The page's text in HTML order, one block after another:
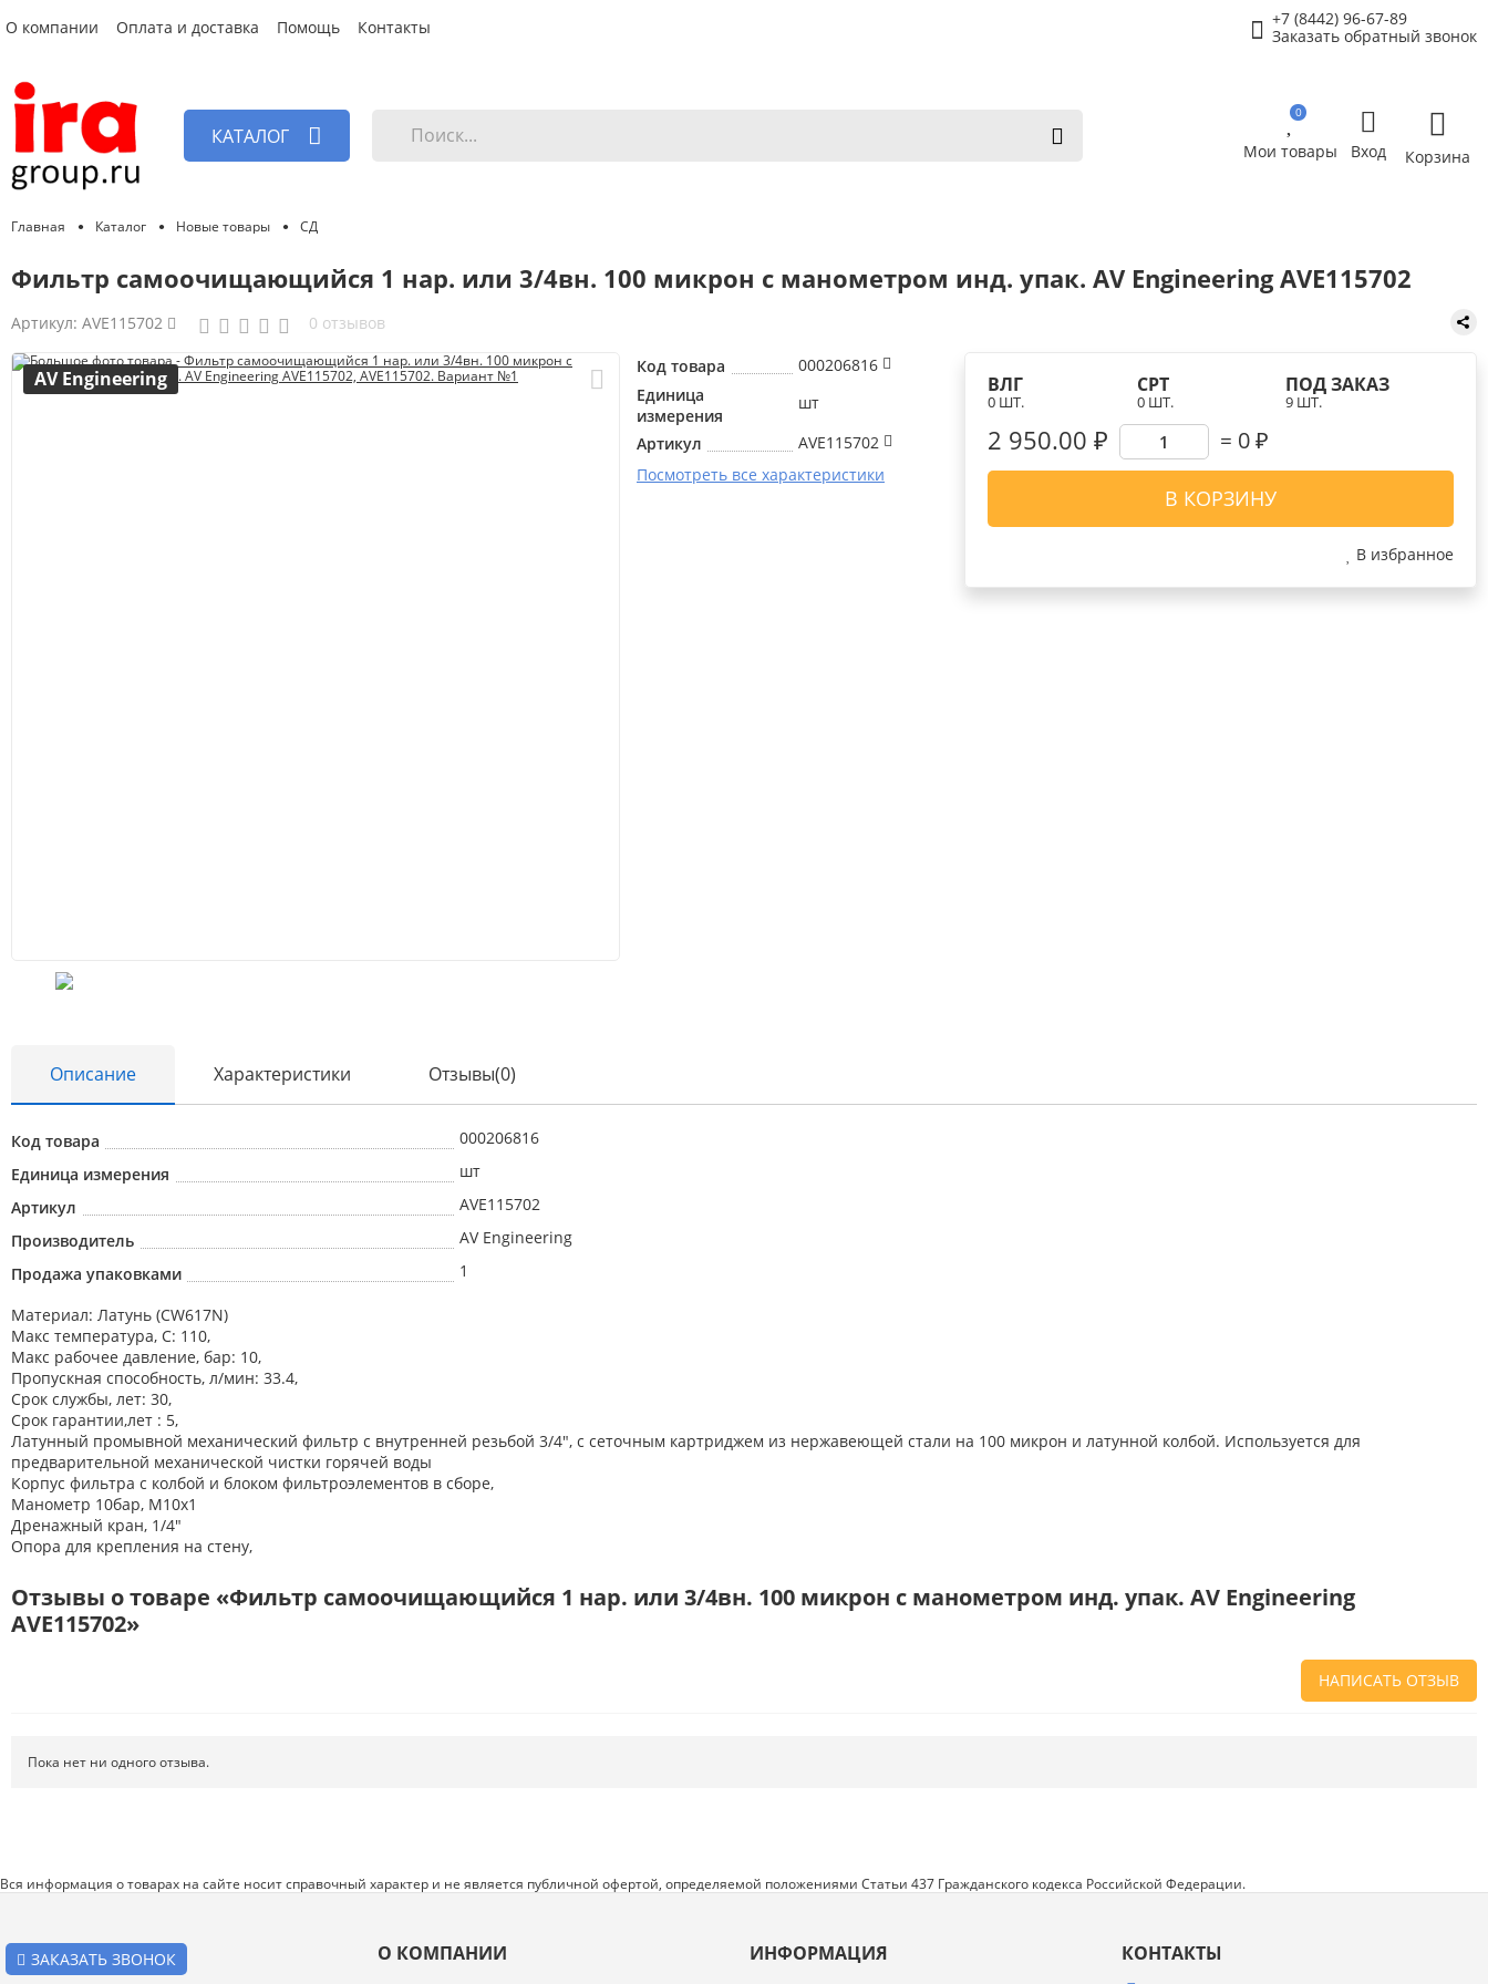
О компании Оплата и доставка Помощь Контакты
+7 (8442) 96-67-89
Заказать обратный звонок
КАТАЛОГ
Абразивные материалы
Автоаксессуары и принадлежности
Клининг
Оборудование
Пневмоинструмент
Новые товары
Расходные материалы
Режущий инструмент
Системы хранения
0
Мои товары Вход Корзина
Главная Каталог Новые товары СД
Фильтр самоочищающийся 1 нар. или 3/4вн. 100 микрон с манометром инд. упак. AV Engineering AVE115702
Артикул: AVE115702 0 отзывов
AV Engineering
Код товара
000206816
Единица
измерения
шт
Артикул
AVE115702
Посмотреть все характеристики
ВЛГ
0 ШТ.
СРТ
0 ШТ.
ПОД ЗАКАЗ
9 ШТ.
2 950.00 ₽ 0₽
В КОРЗИНУ
В избранное
Описание Характеристики Отзывы(0)
Код товара
000206816
Единица измерения
шт
Артикул
AVE115702
Производитель
AV Engineering
Продажа упаковками
1
Материал: Латунь (CW617N)
Макс температура, С: 110,
Макс рабочее давление, бар: 10,
Пропускная способность, л/мин: 33.4,
Срок службы, лет: 30,
Срок гарантии,лет : 5,
Латунный промывной механический фильтр с внутренней резьбой 3/4", с сеточным картриджем из нержавеющей стали на 100 микрон и латунной колбой. Используется для
предварительной механической чистки горячей воды
Корпус фильтра с колбой и блоком фильтроэлементов в сборе,
Манометр 10бар, М10х1
Дренажный кран, 1/4"
Опора для крепления на стену,
Отзывы о товаре «Фильтр самоочищающийся 1 нар. или 3/4вн. 100 микрон с манометром инд. упак. AV Engineering
AVE115702»
НАПИСАТЬ ОТЗЫВ
Доставка. Как был упакован товар?
Товар. Качественный? Какие его плюсы и
минусы?
Пока нет ни одного отзыва.
Вся информация о товарах на сайте носит справочный характер и не является публичной офертой, определяемой положениями Статьи 437 Гражданского кодекса Российской Федерации.
ЗАКАЗАТЬ ЗВОНОК О КОМПАНИИ ИНФОРМАЦИЯ КОНТАКТЫ